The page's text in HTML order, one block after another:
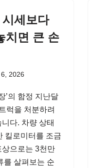
세보다
치면 큰 손
2026
’의 함정 지난달
럭을 처분하려
다. 차량 상태
킬로미터를 조금
으로는 3천만
를 살펴보는 순